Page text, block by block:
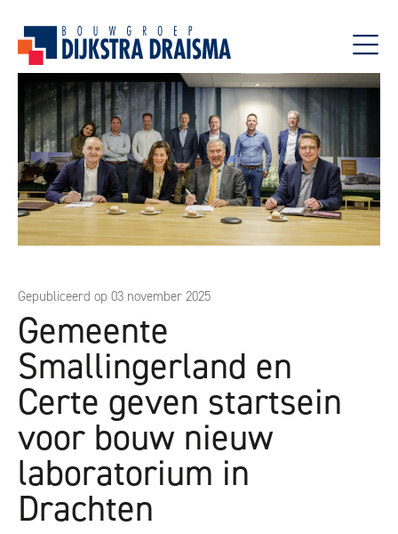
Gepubliceerd op 03 november 2025
Gemeente
Smallingerland en
Certe geven startsein
voor bouw nieuw
laboratorium in
Drachten